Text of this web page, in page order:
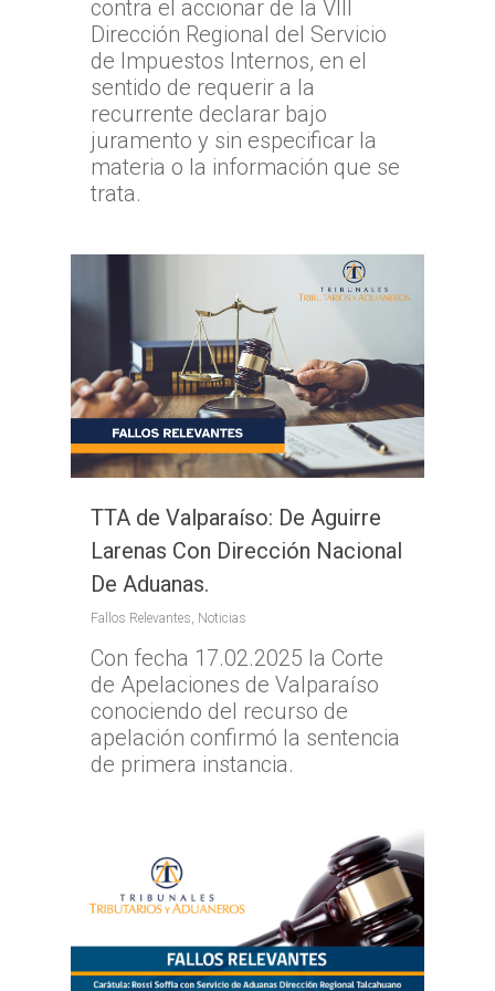
contra el accionar de la VIII
Dirección Regional del Servicio
de Impuestos Internos, en el
sentido de requerir a la
recurrente declarar bajo
juramento y sin especificar la
materia o la información que se
trata.
TTA de Valparaíso: De Aguirre
Larenas Con Dirección Nacional
De Aduanas.
Fallos Relevantes, Noticias
Con fecha 17.02.2025 la Corte
de Apelaciones de Valparaíso
conociendo del recurso de
apelación confirmó la sentencia
de primera instancia.
TTA de la Región de
Magallanes y la
Chilena